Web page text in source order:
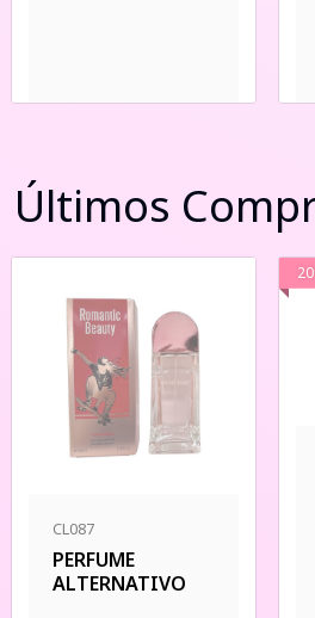
Últimos
CL087
PERFUME
ALTERNATIVO
20